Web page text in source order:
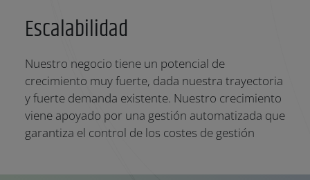
Escalabilidad
Nuestro negocio tiene un potencial de
crecimiento muy fuerte, dada nuestra trayectoria
y fuerte demanda existente. Nuestro crecimiento
viene apoyado por una gestión automatizada que
garantiza el control de los costes de gestión